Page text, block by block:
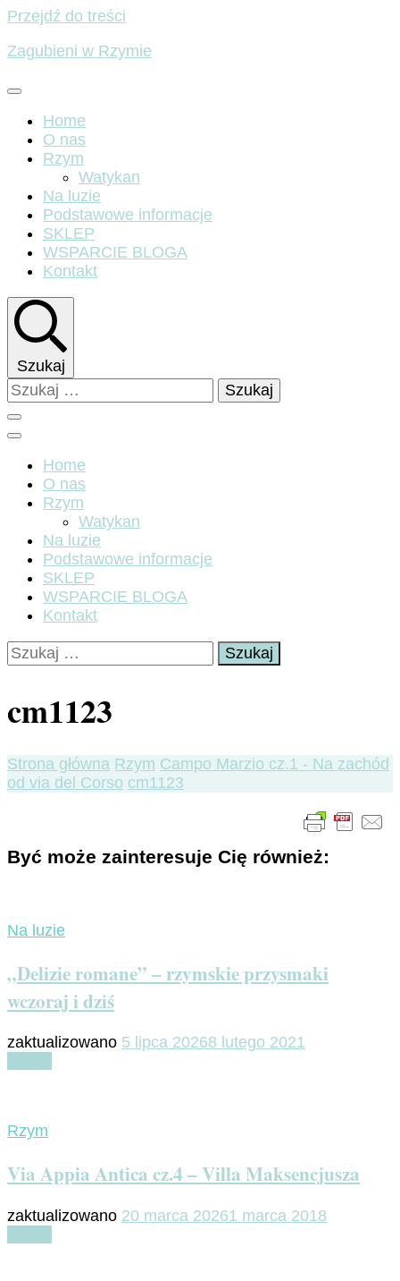
Przejdź do treści
Zagubieni w Rzymie
Home
O nas
Rzym
Watykan
Na luzie
Podstawowe informacje
SKLEP
WSPARCIE BLOGA
Kontakt
Szukaj
Szukaj:
Home
O nas
Rzym
Watykan
Na luzie
Podstawowe informacje
SKLEP
WSPARCIE BLOGA
Kontakt
Szukaj:
cm1123
Strona główna Rzym Campo Marzio cz.1 - Na zachód
od via del Corso cm1123
Być może zainteresuje Cię również:
Na luzie
„Delizie romane” – rzymskie przysmaki
wczoraj i dziś
zaktualizowano 5 lipca 20268 lutego 2021
Rzym
Via Appia Antica cz.4 – Villa Maksencjusza
zaktualizowano 20 marca 20261 marca 2018